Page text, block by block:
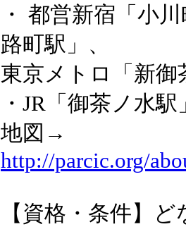
・ 都営新宿「小
路町駅」、
東京メトロ「新御
・JR「御茶ノ水
地図→
http://parcic.org/
【資格・条件】